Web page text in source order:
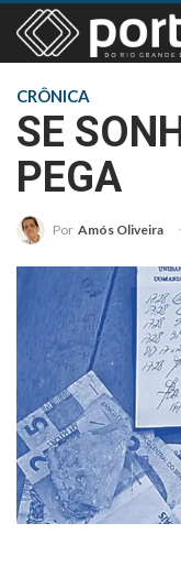
CRÔNICA
SE
PEGA
Por Amós Oliveira